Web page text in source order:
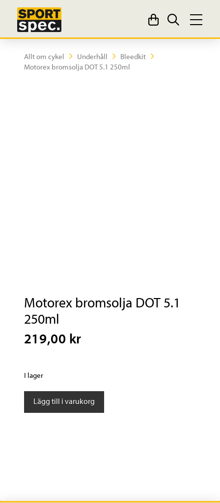
Allt om cykel Underhåll
Bleedkit
Motorex bromsolja DOT 5.1 250ml
Motorex bromsolja DOT 5.1
250ml
219,00 kr
I lager
Motorex
Lägg till i varukorg